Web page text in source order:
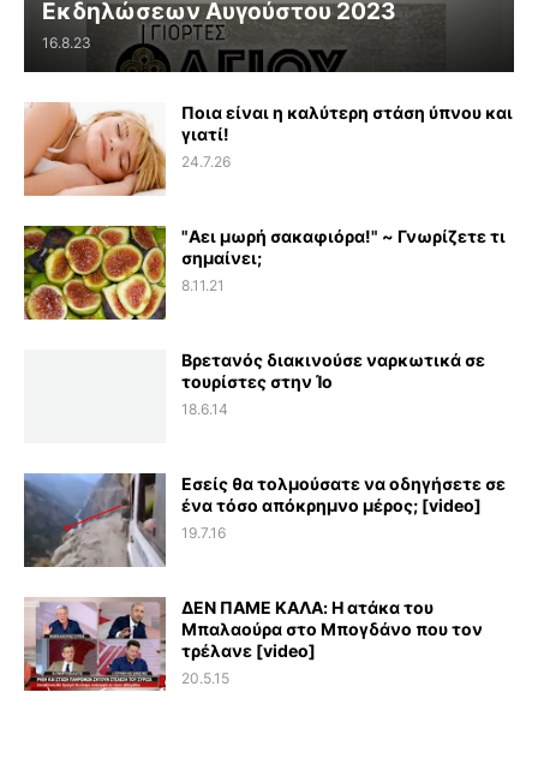
Εκδηλώσεων Αυγούστου 2023
16.8.23
Ποια είναι η καλύτερη στάση ύπνου και
γιατί!
24.7.26
"Αει μωρή σακαφιόρα!" ~ Γνωρίζετε τι
σημαίνει;
8.11.21
Βρετανός διακινούσε ναρκωτικά σε
τουρίστες στην Ίο
18.6.14
Εσείς θα τολμούσατε να οδηγήσετε σε
ένα τόσο απόκρημνο μέρος; [video]
19.7.16
ΔΕΝ ΠΑΜΕ ΚΑΛΑ: Η ατάκα του
Μπαλαούρα στο Μπογδάνο που τον
τρέλανε [video]
20.5.15